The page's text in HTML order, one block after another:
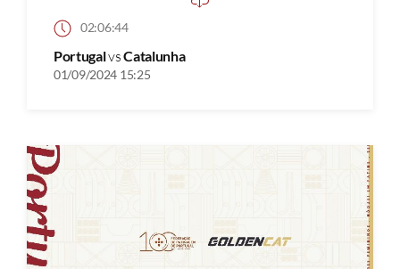
02:06:44
PortugalvsCatalunha
01/09/2024 15:25